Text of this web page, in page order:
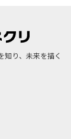
知り、未来を描く